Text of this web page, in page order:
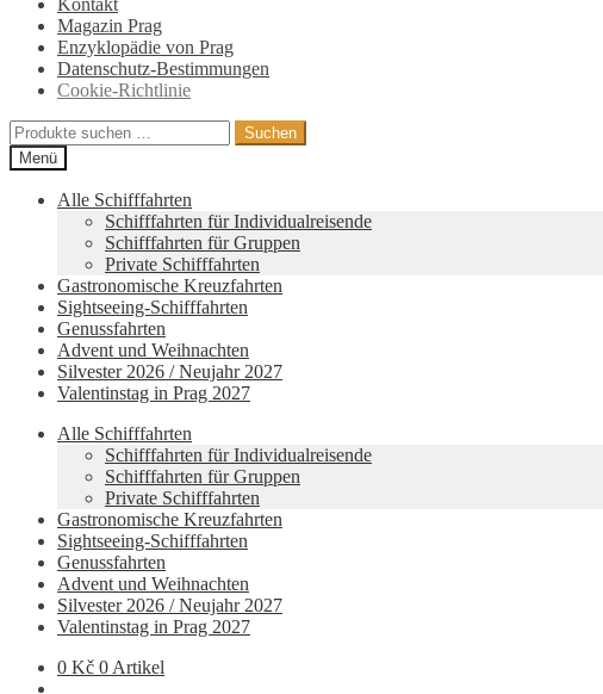
Kontakt
Magazin Prag
Enzyklopädie von Prag
Datenschutz-Bestimmungen
Cookie-Richtlinie
Suche
nach:
Suchen
Menü
Alle Schifffahrten
Schifffahrten für Individualreisende
Schifffahrten für Gruppen
Private Schifffahrten
Gastronomische Kreuzfahrten
Sightseeing-Schifffahrten
Genussfahrten
Advent und Weihnachten
Silvester 2026 / Neujahr 2027
Valentinstag in Prag 2027
Alle Schifffahrten
Schifffahrten für Individualreisende
Schifffahrten für Gruppen
Private Schifffahrten
Gastronomische Kreuzfahrten
Sightseeing-Schifffahrten
Genussfahrten
Advent und Weihnachten
Silvester 2026 / Neujahr 2027
Valentinstag in Prag 2027
0 Kč 0 Artikel